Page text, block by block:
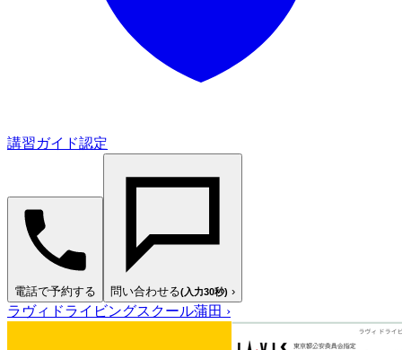
講習ガイド認定
電話で予約する 問い合わせる(入力30秒) ›
ラヴィドライビングスクール蒲田 ›